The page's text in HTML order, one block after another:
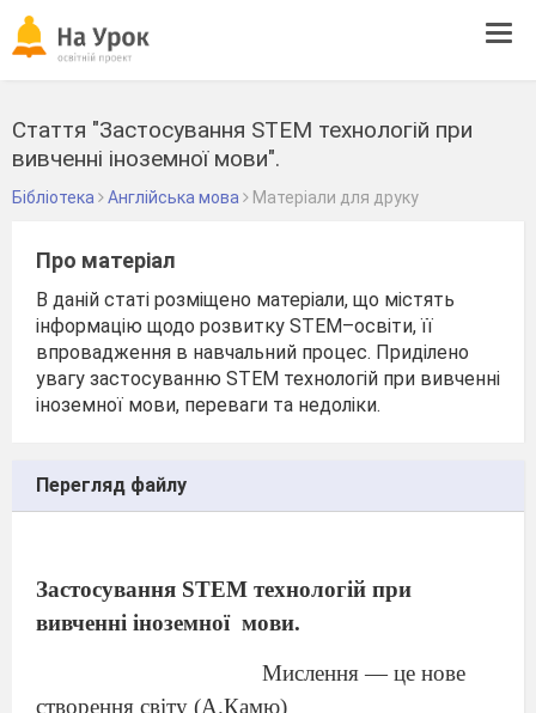
Стаття "Застосування STEM технологій при
вивченні іноземної мови".
Бібліотека Англійська мова Матеріали для друку
Про матеріал
В даній статі розміщено матеріали, що містять
інформацію щодо розвитку STEM–освіти, її
впровадження в навчальний процес. Приділено
увагу застосуванню STEM технологій при вивченні
іноземної мови, переваги та недоліки.
Перегляд файлу
Застосування STEM технологій при
вивченні іноземної мови.
Мислення — це нове
створення світу (А.Камю)